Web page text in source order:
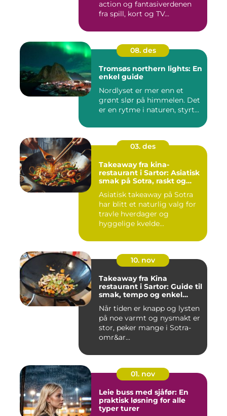
action og fantasiverdenen
fra spill, kort og TV...
08. des
Tromsøs northern lights: En
enkel guide
Nordlyset er mer enn et
grønt slør på himmelen. Det
er en rytme i naturen, styrt...
03. des
Takeaway fra kina-
restaurant i Sartor: Asiatisk
smak på Sotra, raskt og
Asiatisk takeaway på Sotra
har blitt et naturlig valg for
travle hverdager og
hyggelige kvelde...
10. nov
Takeaway fra Kina
restaurant i Sartor: Guide til
smak, tempo og enkel
Når tiden er knapp og lysten
på noe varmt og nysmakt er
stor, peker mange i Sotra-
omr&ar...
01. nov
Leie buss med sjåfør: En
praktisk løsning for alle
typer turer